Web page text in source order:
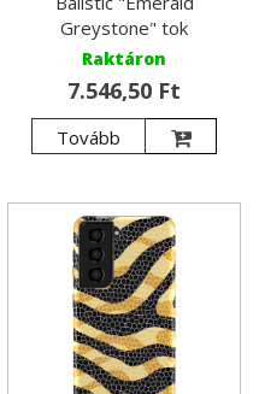
Greystone" tok
Raktáron
7.546,50 Ft
Tovább